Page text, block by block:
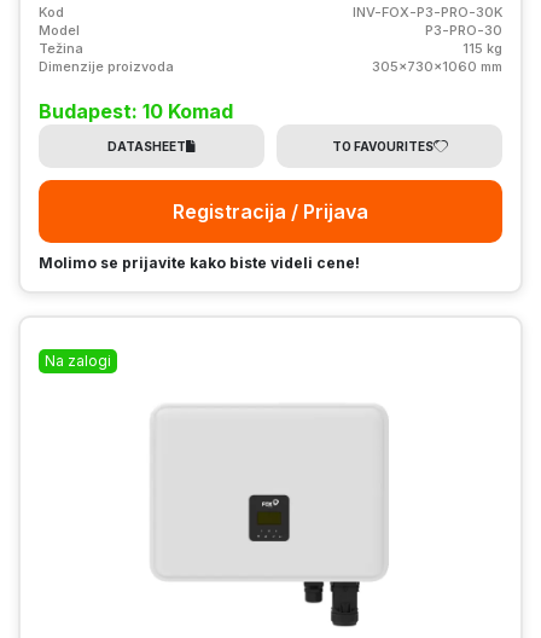
Kod
INV-FOX-P3-PRO-30K
Model
P3-PRO-30
Težina
115 kg
Dimenzije proizvoda
305x730x1060 mm
Budapest: 10 Komad
DATASHEET TO FAVOURITES
Registracija / Prijava
Molimo se prijavite kako biste videli cene!
Na zalogi